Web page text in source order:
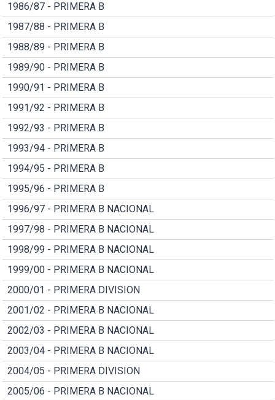
1986/87 - PRIMERA B
1987/88 - PRIMERA B
1988/89 - PRIMERA B
1989/90 - PRIMERA B
1990/91 - PRIMERA B
1991/92 - PRIMERA B
1992/93 - PRIMERA B
1993/94 - PRIMERA B
1994/95 - PRIMERA B
1995/96 - PRIMERA B
1996/97 - PRIMERA B NACIONAL
1997/98 - PRIMERA B NACIONAL
1998/99 - PRIMERA B NACIONAL
1999/00 - PRIMERA B NACIONAL
2000/01 - PRIMERA DIVISION
2001/02 - PRIMERA B NACIONAL
2002/03 - PRIMERA B NACIONAL
2003/04 - PRIMERA B NACIONAL
2004/05 - PRIMERA DIVISION
2005/06 - PRIMERA B NACIONAL